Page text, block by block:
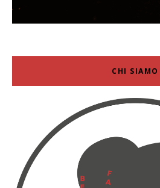
CHI SIAMO